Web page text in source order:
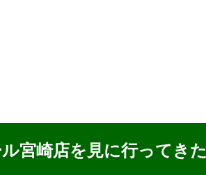
宮崎店を見に行ってきた